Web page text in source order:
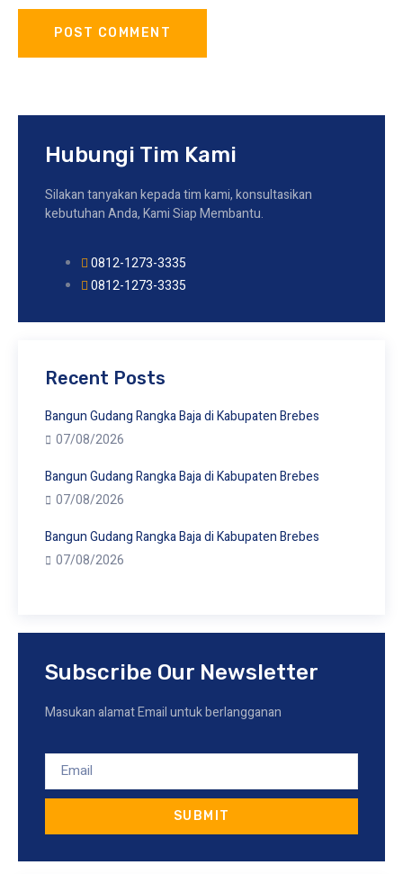
Hubungi Tim Kami
Silakan tanyakan kepada tim kami, konsultasikan
kebutuhan Anda, Kami Siap Membantu.
0812-1273-3335
0812-1273-3335
Recent Posts
Bangun Gudang Rangka Baja di Kabupaten Brebes
07/08/2026
Bangun Gudang Rangka Baja di Kabupaten Brebes
07/08/2026
Bangun Gudang Rangka Baja di Kabupaten Brebes
07/08/2026
Subscribe Our Newsletter
Masukan alamat Email untuk berlangganan
SUBMIT